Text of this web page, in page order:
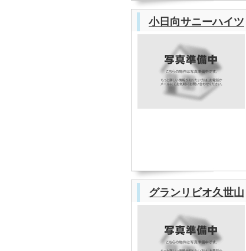
小日向サニーハイツ
グランリビオ久世山